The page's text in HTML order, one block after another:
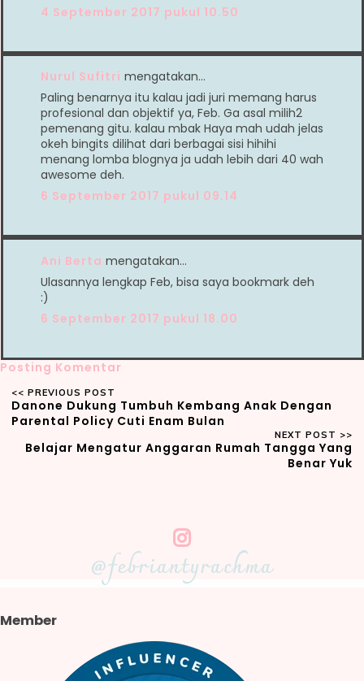
4 September 2017 pukul 10.50
Nurul Sufitri mengatakan…
Paling benarnya itu kalau jadi juri memang harus
profesional dan objektif ya, Feb. Ga asal milih2
pemenang gitu. kalau mbak Haya mah udah jelas
okeh bingits dilihat dari berbagai sisi hihihi
menang lomba blognya ja udah lebih dari 40 wah
awesome deh.
6 September 2017 pukul 09.14
Ani Berta mengatakan…
Ulasannya lengkap Feb, bisa saya bookmark deh
:)
6 September 2017 pukul 18.00
Posting Komentar
Danone Dukung Tumbuh Kembang Anak Dengan
Parental Policy Cuti Enam Bulan
Belajar Mengatur Anggaran Rumah Tangga Yang
Benar Yuk
@febriantyrachma
Member